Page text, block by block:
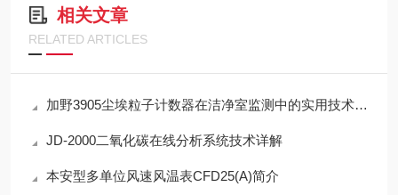
相关文章
RELATED ARTICLES
加野3905尘埃粒子计数器在洁净室监测中的实用技术解析
JD-2000二氧化碳在线分析系统技术详解
本安型多单位风速风温表CFD25(A)简介